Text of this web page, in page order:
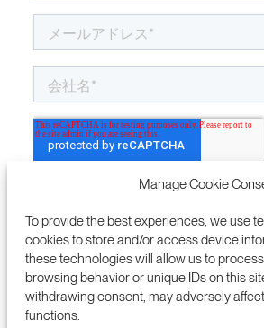
Manage Cookie
To provide the best experiences, we use
cookies to store and/or access device
these technologies will allow us to
browsing behavior or unique IDs on this
withdrawing consent, may adversely
functions.